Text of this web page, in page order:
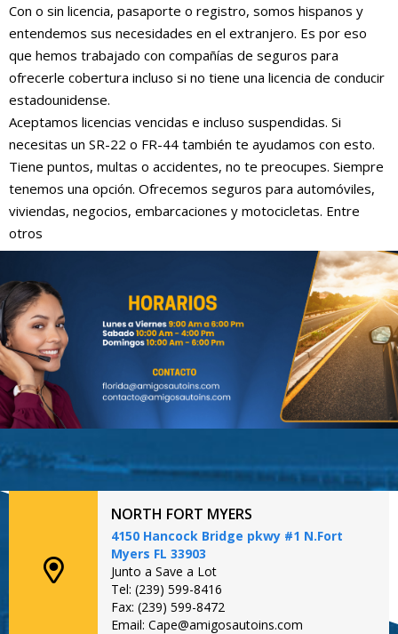
Con o sin licencia, pasaporte o registro, somos hispanos y
entendemos sus necesidades en el extranjero. Es por eso
que hemos trabajado con compañías de seguros para
ofrecerle cobertura incluso si no tiene una licencia de conducir
estadounidense.
Aceptamos licencias vencidas e incluso suspendidas. Si
necesitas un SR-22 o FR-44 también te ayudamos con esto.
Tiene puntos, multas o accidentes, no te preocupes. Siempre
tenemos una opción. Ofrecemos seguros para automóviles,
viviendas, negocios, embarcaciones y motocicletas. Entre
otros
NORTH FORT MYERS
4150 Hancock Bridge pkwy #1 N.Fort
Myers FL 33903
Junto a Save a Lot
Tel: (239) 599-8416
Fax: (239) 599-8472
Email: Cape@amigosautoins.com